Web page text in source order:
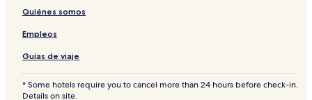
Quiénes somos
Empleos
Guías de viaje
* Some hotels require you to cancel more than 24 hours before check-in.
Details on site.